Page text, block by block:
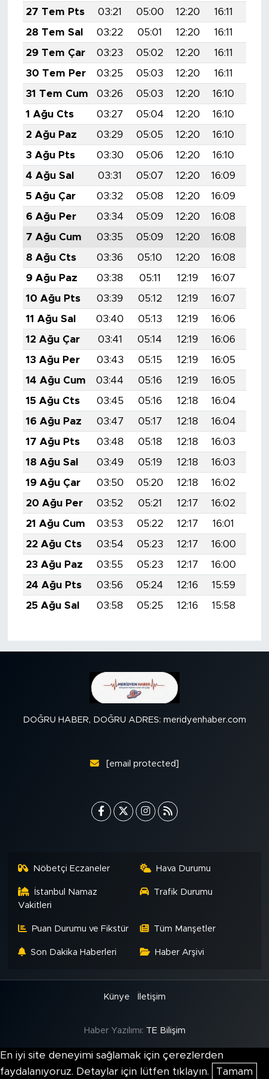
27 Tem Pts
03:21 05:00 12:20 16:11
28 Tem Sal
03:22 05:01 12:20 16:11
29 Tem Çar
03:23 05:02 12:20 16:11
30 Tem Per
03:25 05:03 12:20 16:11
31 Tem Cum
03:26 05:03 12:20 16:10
1 Ağu Cts
03:27 05:04 12:20 16:10
2 Ağu Paz
03:29 05:05 12:20 16:10
3 Ağu Pts
03:30 05:06 12:20 16:10
4 Ağu Sal
03:31 05:07 12:20 16:09
5 Ağu Çar
03:32 05:08 12:20 16:09
6 Ağu Per
03:34 05:09 12:20 16:08
7 Ağu Cum
03:35 05:09 12:20 16:08
8 Ağu Cts
03:36 05:10 12:20 16:08
9 Ağu Paz
03:38 05:11 12:19 16:07
10 Ağu Pts
03:39 05:12 12:19 16:07
11 Ağu Sal
03:40 05:13 12:19 16:06
12 Ağu Çar
03:41 05:14 12:19 16:06
13 Ağu Per
03:43 05:15 12:19 16:05
14 Ağu Cum
03:44 05:16 12:19 16:05
15 Ağu Cts
03:45 05:16 12:18 16:04
16 Ağu Paz
03:47 05:17 12:18 16:04
17 Ağu Pts
03:48 05:18 12:18 16:03
18 Ağu Sal
03:49 05:19 12:18 16:03
19 Ağu Çar
03:50 05:20 12:18 16:02
20 Ağu Per
03:52 05:21 12:17 16:02
21 Ağu Cum
03:53 05:22 12:17 16:01
22 Ağu Cts
03:54 05:23 12:17 16:00
23 Ağu Paz
03:55 05:23 12:17 16:00
24 Ağu Pts
03:56 05:24 12:16 15:59
25 Ağu Sal
03:58 05:25 12:16 15:58
DOĞRU HABER, DOĞRU ADRES: meridyenhaber.com
[email protected]
Nöbetçi Eczaneler Hava Durumu
İstanbul Namaz
Vakitleri
Trafik Durumu
Puan Durumu ve Fikstür Tüm Manşetler
Son Dakika Haberleri Haber Arşivi
Künye İletişim
Haber Yazılımı: TE Bilişim
En iyi site deneyimi sağlamak için çerezlerden
faydalanıyoruz. Detaylar için lütfen tıklayın.
Tamam
MEDYA KÖŞESİ
FOTO GALERİ
VİDEOLAR
ALINTI YAZARLAR
SOSYAL MEDYA